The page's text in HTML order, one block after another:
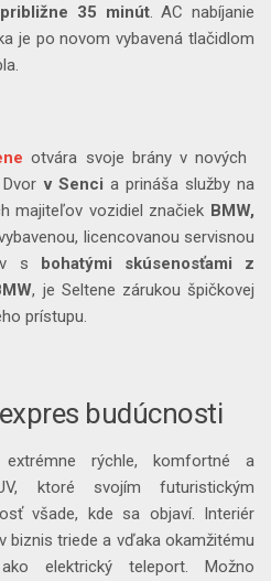
35 minút. AC nabíjanie
je po novom vybavená tlačidlom
otvára svoje brány v nových
Dvorv Senci a prináša služby na
majiteľov vozidiel značiek BMW,
licencovanou servisnou
s bohatými skúsenosťami z
, je Seltene zárukou špičkovej
prístupu.
budúcnosti
rýchle, komfortné a
ktoré svojím futuristickým
všade, kde sa objaví. Interiér
biznis triede a vďaka okamžitému
elektrický teleport. Možno